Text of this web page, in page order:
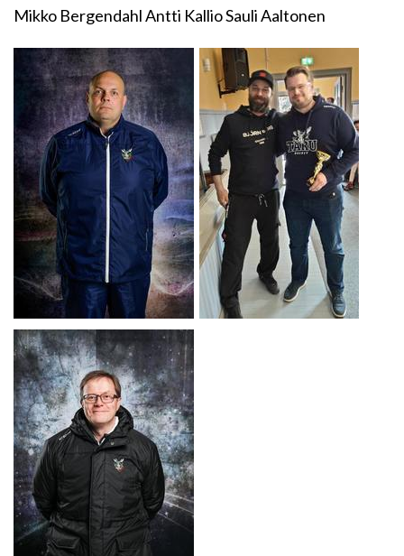
Mikko Bergendahl Antti Kallio Sauli Aaltonen